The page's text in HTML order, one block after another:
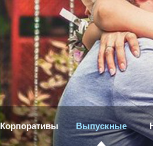
Корпоративы Выпускные